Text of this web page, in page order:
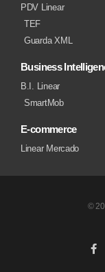
PDV Linear
TEF
Guarda XML
Business
B.I. Linear
SmartMob
E-commerce
Linear Mercado
©